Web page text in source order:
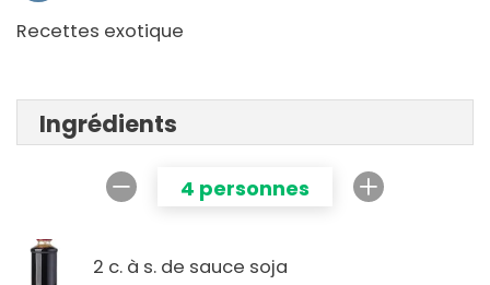
Recettes exotique
Ingrédients
4 personnes
2 c. à s. de sauce soja